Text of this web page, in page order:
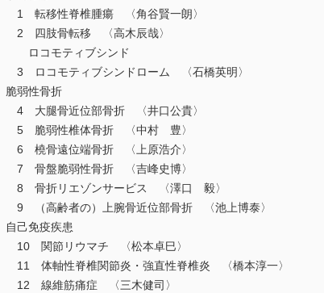
1 転移性脊椎腫瘍 〈角谷賢一朗〉
2 四肢骨転移 〈高木辰哉〉
ロコモティブシンド
3 ロコモティブシンドローム 〈石橋英明〉
脆弱性骨折
4 大腿骨近位部骨折 〈井口公貴〉
5 脆弱性椎体骨折 〈中村 豊〉
6 橈骨遠位端骨折 〈上原浩介〉
7 骨盤脆弱性骨折 〈吉峰史博〉
8 骨折リエゾンサービス 〈澤口 毅〉
9 （高齢者の）上腕骨近位部骨折 〈池上博泰〉
自己免疫疾患
10 関節リウマチ 〈松本卓巳〉
11 体軸性脊椎関節炎・強直性脊椎炎 〈橋本淳一〉
12 線維筋痛症 〈三木健司〉